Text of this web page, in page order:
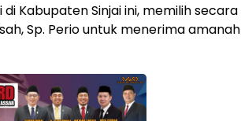
Kabupaten Sinjai ini, memilih secara
Sp. Perio untuk menerima amanah